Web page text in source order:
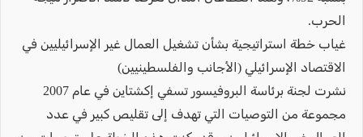
الحرب.
غياب خطة استراتيجية بشأن تشغيل العمال غير الإسرائيليين في
الاقتصاد الإسرائيلي (الأجانب والفلسطينيين)
نشرت لجنة برئاسة البروفيسور تسفي إكشتاين في عام 2007
مجموعة من التوصيات التي تهدف إلى تقليص كبير في عدد